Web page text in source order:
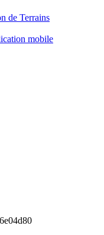
de Terrains
mobile
6e04d80